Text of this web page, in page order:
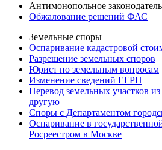
Антимонопольное
Обжалование решений ФАС
Земельные споры
Оспаривание кадастровой
Разрешение земельных споров
Юрист по земельным вопросам
Изменение сведений ЕГРН
Перевод земельных участков
другую
Споры с Департаментом
Оспаривание в
Росреестром в Москве